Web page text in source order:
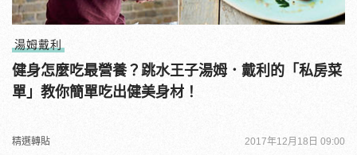
湯姆戴利
健身怎麼吃最營養？跳水王子湯姆．戴利的「私房菜
單」教你簡單吃出健美身材！
精選轉貼 2017年12月18日 09:00